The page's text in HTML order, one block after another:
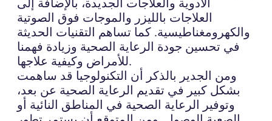
الأدوية والعلاجات الجديدة، بالإضافة إلى
العلاجات بالليزر والموجات فوق الصوتية
والكهرومغناطيسية. كما تساهم التقنيات الحديثة
في تحسين جودة الرعاية الصحية وزيادة فهمنا
للأمراض وكيفية علاجها.
ومن الجدير بالذكر أن التكنولوجيا قد ساهمت
بشكل كبير في تقديم الرعاية الصحية عن بعد،
وتوفير الرعاية الصحية في المناطق النائية أو